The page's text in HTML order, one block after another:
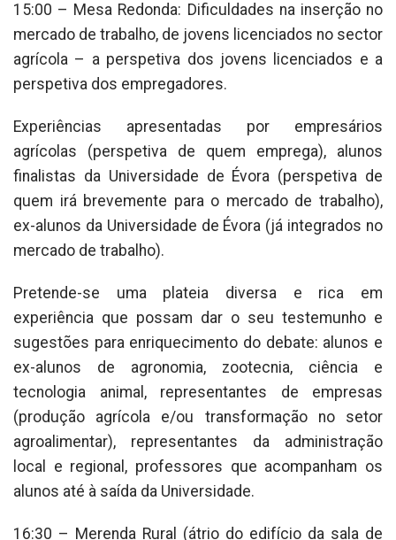
15:00 – Mesa Redonda: Dificuldades na inserção no
mercado de trabalho, de jovens licenciados no sector
agrícola – a perspetiva dos jovens licenciados e a
perspetiva dos empregadores.
Experiências apresentadas por empresários
agrícolas (perspetiva de quem emprega), alunos
finalistas da Universidade de Évora (perspetiva de
quem irá brevemente para o mercado de trabalho),
ex-alunos da Universidade de Évora (já integrados no
mercado de trabalho).
Pretende-se uma plateia diversa e rica em
experiência que possam dar o seu testemunho e
sugestões para enriquecimento do debate: alunos e
ex-alunos de agronomia, zootecnia, ciência e
tecnologia animal, representantes de empresas
(produção agrícola e/ou transformação no setor
agroalimentar), representantes da administração
local e regional, professores que acompanham os
alunos até à saída da Universidade.
16:30 – Merenda Rural (átrio do edifício da sala de